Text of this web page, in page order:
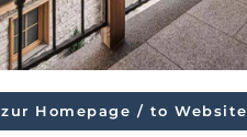
zur Homepage / to Website